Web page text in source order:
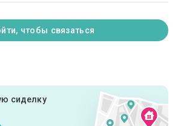
чтобы связаться
сиделку